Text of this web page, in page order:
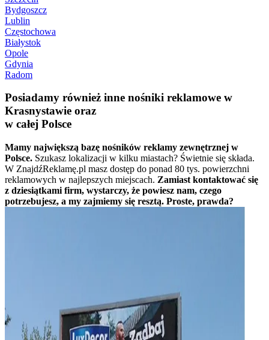
Bydgoszcz
Lublin
Częstochowa
Białystok
Opole
Gdynia
Radom
Posiadamy również inne nośniki reklamowe w
Krasnystawie oraz
w całej Polsce
Mamy największą bazę nośników reklamy zewnętrznej w
Polsce. Szukasz lokalizacji w kilku miastach? Świetnie się składa.
W ZnajdźReklamę.pl masz dostęp do ponad 80 tys. powierzchni
reklamowych w najlepszych miejscach. Zamiast kontaktować się
z dziesiątkami firm, wystarczy, że powiesz nam, czego
potrzebujesz, a my zajmiemy się resztą. Proste, prawda?